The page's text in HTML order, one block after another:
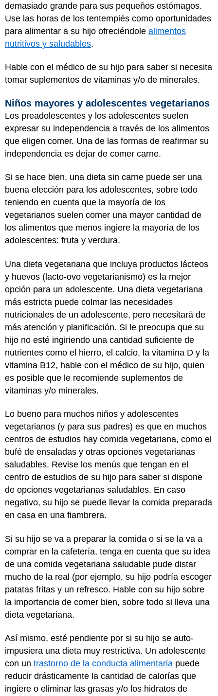
demasiado grande para sus pequeños estómagos.
Use las horas de los tentempiés como oportunidades
para alimentar a su hijo ofreciéndole alimentos
nutritivos y saludables.
Hable con el médico de su hijo para saber si necesita
tomar suplementos de vitaminas y/o de minerales.
Niños mayores y adolescentes vegetarianos
Los preadolescentes y los adolescentes suelen
expresar su independencia a través de los alimentos
que eligen comer. Una de las formas de reafirmar su
independencia es dejar de comer carne.
Si se hace bien, una dieta sin carne puede ser una
buena elección para los adolescentes, sobre todo
teniendo en cuenta que la mayoría de los
vegetarianos suelen comer una mayor cantidad de
los alimentos que menos ingiere la mayoría de los
adolescentes: fruta y verdura.
Una dieta vegetariana que incluya productos lácteos
y huevos (lacto-ovo vegetarianismo) es la mejor
opción para un adolescente. Una dieta vegetariana
más estricta puede colmar las necesidades
nutricionales de un adolescente, pero necesitará de
más atención y planificación. Si le preocupa que su
hijo no esté ingiriendo una cantidad suficiente de
nutrientes como el hierro, el calcio, la vitamina D y la
vitamina B12, hable con el médico de su hijo, quien
es posible que le recomiende suplementos de
vitaminas y/o minerales.
Lo bueno para muchos niños y adolescentes
vegetarianos (y para sus padres) es que en muchos
centros de estudios hay comida vegetariana, como el
bufé de ensaladas y otras opciones vegetarianas
saludables. Revise los menús que tengan en el
centro de estudios de su hijo para saber si dispone
de opciones vegetarianas saludables. En caso
negativo, su hijo se puede llevar la comida preparada
en casa en una fiambrera.
Si su hijo se va a preparar la comida o si se la va a
comprar en la cafetería, tenga en cuenta que su idea
de una comida vegetariana saludable pude distar
mucho de la real (por ejemplo, su hijo podría escoger
patatas fritas y un refresco. Hable con su hijo sobre
la importancia de comer bien, sobre todo si lleva una
dieta vegetariana.
Así mismo, esté pendiente por si su hijo se auto-
impusiera una dieta muy restrictiva. Un adolescente
con un trastorno de la conducta alimentaria puede
reducir drásticamente la cantidad de calorías que
ingiere o eliminar las grasas y/o los hidratos de